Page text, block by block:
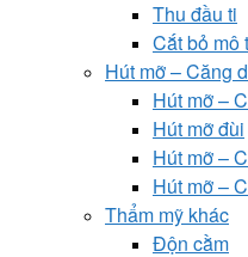
Thu đầu ti
Cắt bỏ mô
Hút mỡ – Căng
Hút mỡ –
Hút mỡ đùi
Hút mỡ –
Hút mỡ –
Thẩm mỹ khác
Độn cằm